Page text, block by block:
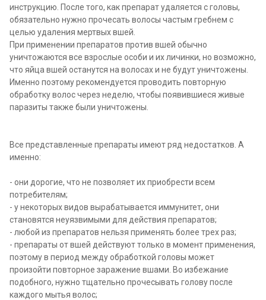
инструкцию. После того, как препарат удаляется с головы,
обязательно нужно прочесать волосы частым гребнем с
целью удаления мертвых вшей.
При применении препаратов против вшей обычно
уничтожаются все взрослые особи и их личинки, но возможно,
что яйца вшей останутся на волосах и не будут уничтожены.
Именно поэтому рекомендуется проводить повторную
обработку волос через неделю, чтобы появившиеся живые
паразиты также были уничтожены.
Все представленные препараты имеют ряд недостатков. А
именно:
- они дорогие, что не позволяет их приобрести всем
потребителям;
- у некоторых видов вырабатывается иммунитет, они
становятся неуязвимыми для действия препаратов;
- любой из препаратов нельзя применять более трех раз;
- препараты от вшей действуют только в момент применения,
поэтому в период между обработкой головы может
произойти повторное заражение вшами. Во избежание
подобного, нужно тщательно прочесывать голову после
каждого мытья волос;